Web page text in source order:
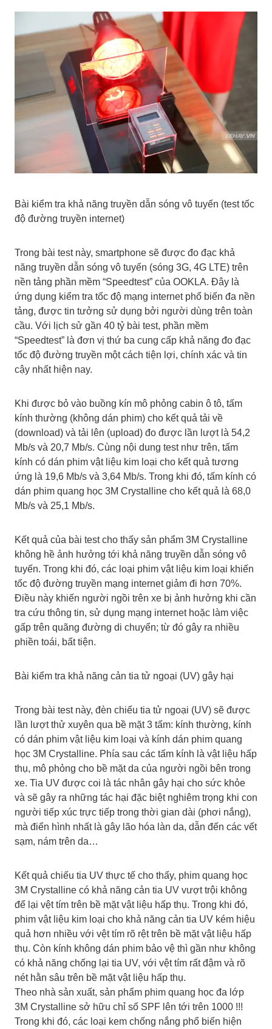
Bài kiểm tra khả năng truyền dẫn sóng vô tuyến (test tốc
độ đường truyền internet)
Trong bài test này, smartphone sẽ được đo đạc khả
năng truyền dẫn sóng vô tuyến (sóng 3G, 4G LTE) trên
nền tảng phần mềm “Speedtest” của OOKLA. Đây là
ứng dụng kiểm tra tốc độ mạng internet phổ biến đa nền
tảng, được tin tưởng sử dụng bởi người dùng trên toàn
cầu. Với lịch sử gần 40 tỷ bài test, phần mềm
“Speedtest” là đơn vị thứ ba cung cấp khả năng đo đạc
tốc độ đường truyền một cách tiện lợi, chính xác và tin
cậy nhất hiện nay.
Khi được bỏ vào buồng kín mô phỏng cabin ô tô, tấm
kính thường (không dán phim) cho kết quả tải về
(download) và tải lên (upload) đo được lần lượt là 54,2
Mb/s và 20,7 Mb/s. Cùng nội dung test như trên, tấm
kính có dán phim vật liệu kim loại cho kết quả tương
ứng là 19,6 Mb/s và 3,64 Mb/s. Trong khi đó, tấm kính có
dán phim quang học 3M Crystalline cho kết quả là 68,0
Mb/s và 25,1 Mb/s.
Kết quả của bài test cho thấy sản phẩm 3M Crystalline
không hề ảnh hưởng tới khả năng truyền dẫn sóng vô
tuyến. Trong khi đó, các loại phim vật liệu kim loại khiến
tốc độ đường truyền mạng internet giảm đi hơn 70%.
Điều này khiến người ngồi trên xe bị ảnh hưởng khi cần
tra cứu thông tin, sử dụng mạng internet hoặc làm việc
gấp trên quãng đường di chuyển; từ đó gây ra nhiều
phiền toái, bất tiện.
Bài kiểm tra khả năng cản tia tử ngoại (UV) gây hại
Trong bài test này, đèn chiếu tia tử ngoại (UV) sẽ được
lần lượt thử xuyên qua bề mặt 3 tấm: kính thường, kính
có dán phim vật liệu kim loại và kính dán phim quang
học 3M Crystalline. Phía sau các tấm kính là vật liệu hấp
thụ, mô phỏng cho bề mặt da của người ngồi bên trong
xe. Tia UV được coi là tác nhân gây hại cho sức khỏe
và sẽ gây ra những tác hại đặc biệt nghiêm trọng khi con
người tiếp xúc trực tiếp trong thời gian dài (phơi nắng),
mà điển hình nhất là gây lão hóa làn da, dẫn đến các vết
sạm, nám trên da…
Kết quả chiếu tia UV thực tế cho thấy, phim quang học
3M Crystalline có khả năng cản tia UV vượt trội không
để lại vệt tím trên bề mặt vật liệu hấp thụ. Trong khi đó,
phim vật liệu kim loại cho khả năng cản tia UV kém hiệu
quả hơn nhiều với vệt tím rõ rệt trên bề mặt vật liệu hấp
thụ. Còn kính không dán phim bảo vệ thì gần như không
có khả năng chống lại tia UV, với vệt tím rất đậm và rõ
nét hằn sâu trên bề mặt vật liệu hấp thụ.
Theo nhà sản xuất, sản phẩm phim quang học đa lớp
3M Crystalline sở hữu chỉ số SPF lên tới trên 1000 !!!
Trong khi đó, các loại kem chống nắng phổ biến hiện